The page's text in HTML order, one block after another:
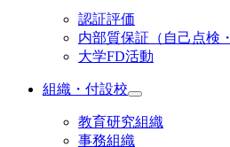
認証評価
内部質保証（自己点検
大学FD活動
組織・付設校
教育研究組織
事務組織